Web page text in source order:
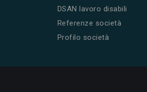
DSAN lavoro disabili
Referenze società
Profilo società